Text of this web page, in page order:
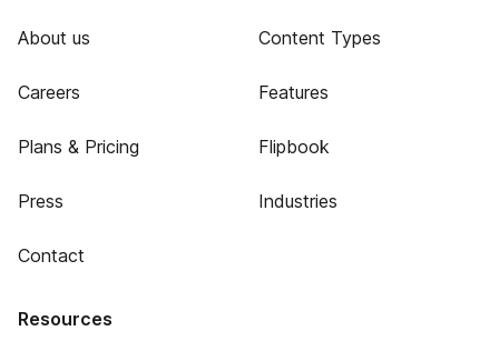
About us
Careers
Plans & Pricing
Press
Contact
Content Types
Features
Flipbook
Industries
Resources